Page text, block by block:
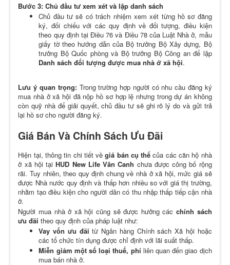
Bước 3: Chủ đầu tư xem xét và lập danh sách
Chủ đầu tư sẽ có trách nhiệm xem xét từng hồ sơ đăng
ký, đối chiếu với các quy định về đối tượng, điều kiện
theo quy định tại Điều 76 và Điều 78 của Luật Nhà ở, mẫu
giấy tờ theo hướng dẫn của Bộ trưởng Bộ Xây dựng, Bộ
trưởng Bộ Quốc phòng và Bộ trưởng Bộ Công an để lập
Danh sách đối tượng được mua nhà ở xã hội.
Lưu ý quan trọng:Trong trường hợp người có nhu cầu đăng ký
mua nhà ở xã hội đã nộp hồ sơ hợp lệ nhưng trong dự án không
còn quỹ nhà để giải quyết, chủ đầu tư sẽ ghi rõ lý do và gửi trả
lại hồ sơ cho người đăng ký.
Giá Bán Và Chính Sách Ưu Đãi
Hiện tại, thông tin chi tiết vềgiá bán cụ thể của các căn hộ nhà
ở xã hội tạiHUD New Life Vân Canh chưa được công bố rộng
rãi. Tuy nhiên, theo quy định chung về nhà ở xã hội, mức giá sẽ
được Nhà nước quy định và thấp hơn nhiều so với giá thị trường,
nhằm tạo điều kiện cho người dân có thu nhập thấp tiếp cận nhà
ở.
Người mua nhà ở xã hội cũng sẽ được hưởng các chính sách
ưu đãi theo quy định của pháp luật như:
Vay vốn ưu đãi từ Ngân hàng Chính sách Xã hội hoặc
các tổ chức tín dụng được chỉ định với lãi suất thấp.
Miễn giảm một số loại thuế, phíliên quan đến giao dịch
mua bán nhà ở.